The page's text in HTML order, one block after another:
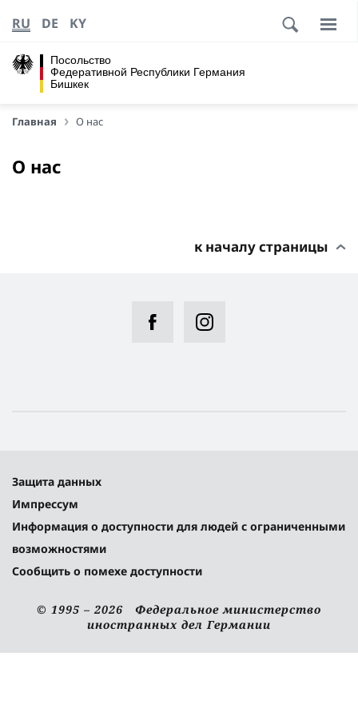
Посольство
Федеративной Республики Германия
Бишкек
RU DE KY
Главная О нас
О нас
к началу страницы
Защита данных
Импрессум
Информация о доступности для людей с ограниченными
возможностями
Сообщить о помехе доступности
© 1995 – 2026 Федеральное министерство
иностранных дел Германии